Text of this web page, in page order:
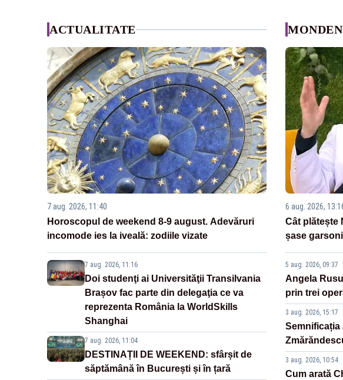
ACTUALITATE
7 aug. 2026, 11:40
Horoscopul de weekend 8-9 august. Adevăruri
incomode ies la iveală: zodiile vizate
7 aug. 2026, 11:16
Doi studenţi ai Universităţii Transilvania
Brașov fac parte din delegaţia ce va
reprezenta România la WorldSkills
Shanghai
7 aug. 2026, 11:04
DESTINAȚII DE WEEKEND: sfârșit de
săptămână în București și în țară
MONDEN
6 aug. 2026,
Cât plătește
șase
5 aug. 2026, 09:37
Angela
prin trei
3 aug. 2026, 15:17
Semnificația
3 aug. 2026, 10:54
Cum arată